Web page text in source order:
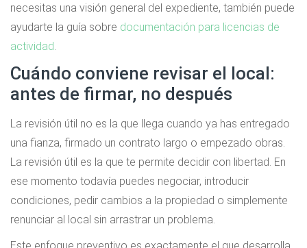
necesitas una visión general del expediente, también puede
ayudarte la guía sobre documentación para licencias de
actividad
Cuándo conviene revisar el local:
antes de firmar, no después
La revisión útil no es la que llega cuando ya has entregado
una fianza, firmado un contrato largo o empezado obras.
La revisión útil es la que te permite decidir con libertad. En
ese momento todavía puedes negociar, introducir
condiciones, pedir cambios a la propiedad o simplemente
renunciar al local sin arrastrar un problema.
Este enfoque preventivo es exactamente el que desarrolla